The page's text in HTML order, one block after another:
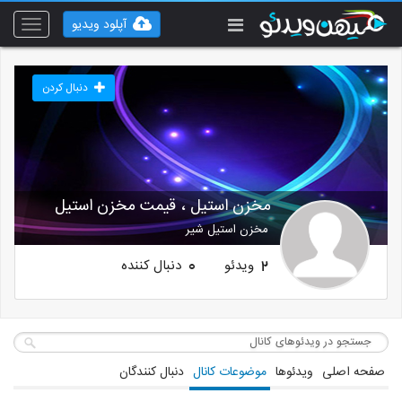
Toggle
آپلود ویدیو
مخزن استیل ، قیمت مخزن استیل
مخزن استیل شیر
دنبال کردن
2 ویدئو 0 دنبال کننده
صفحه اصلی ویدئوها موضوعات کانال دنبال کنندگان